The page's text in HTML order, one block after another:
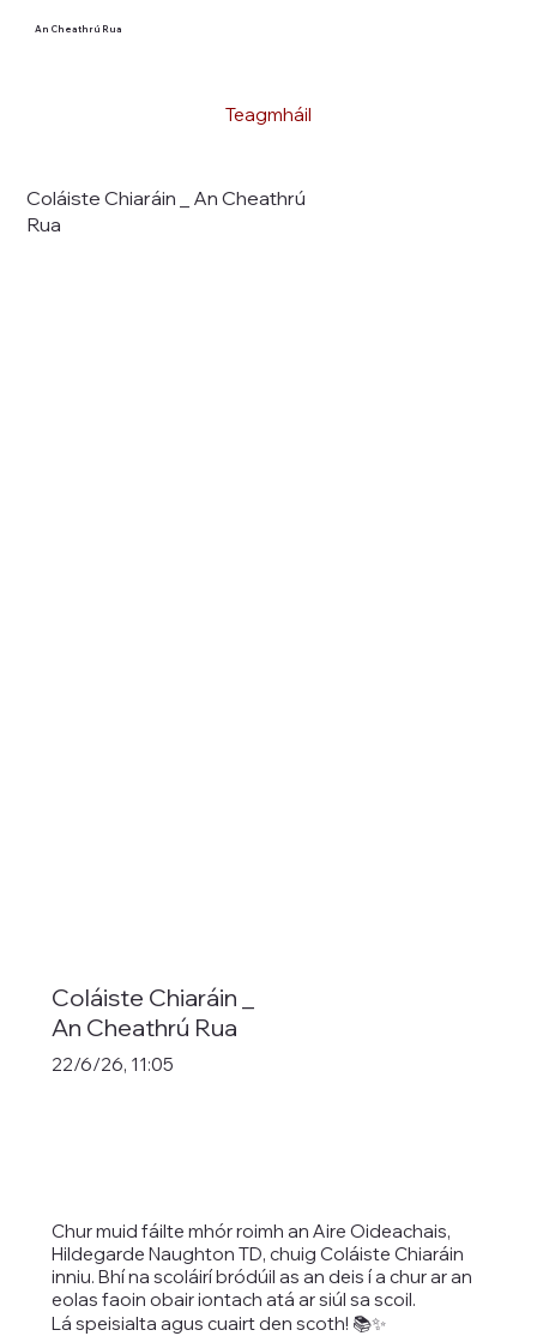
An Cheathrú Rua
Teagmháil
Coláiste Chiaráin _ An Cheathrú
Rua
Coláiste Chiaráin _
An Cheathrú Rua
22/6/26, 11:05
Chur muid fáilte mhór roimh an Aire Oideachais,
Hildegarde Naughton TD, chuig Coláiste Chiaráin
inniu. Bhí na scoláirí bródúil as an deis í a chur ar an
eolas faoin obair iontach atá ar siúl sa scoil.
Lá speisialta agus cuairt den scoth! 📚✨